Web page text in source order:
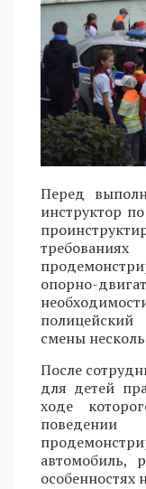
Перед
инструктор
опорно-
смены
После
для детей
ходе
автомобиль,
особенностях